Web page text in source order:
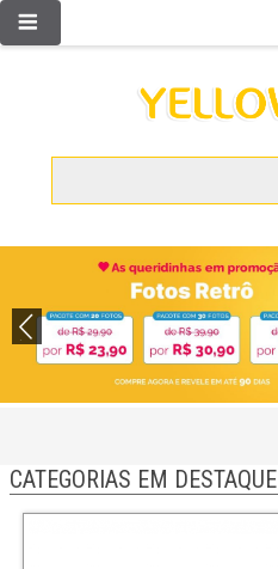
CATEGORIAS EM DESTAQUE